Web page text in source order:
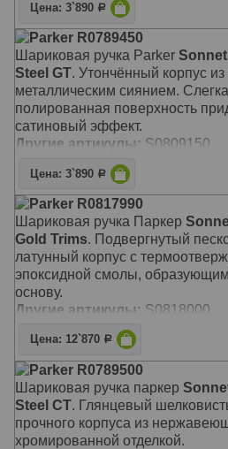
Цена: 3`890 Р
Parker R0789450
Шариковая ручка Parker
Steel GT. Утончённый корпус
металлическим сиянием.
полированная поверхность
сатиновый эффект.
Другие артикулы: S0809150
Цена: 3`890 Р
Parker R0817990
Шариковая ручка Паркер
Gold Trims. Подвергнутый
латунный корпус с
эпоксидной смолы,
основу.
Другие артикулы: S0818000
Цена: 12`870 Р
Parker R0789500
Шариковая ручка паркер
Steel СT. Глянцевый
прочного корпуса из
хромированной отделкой.